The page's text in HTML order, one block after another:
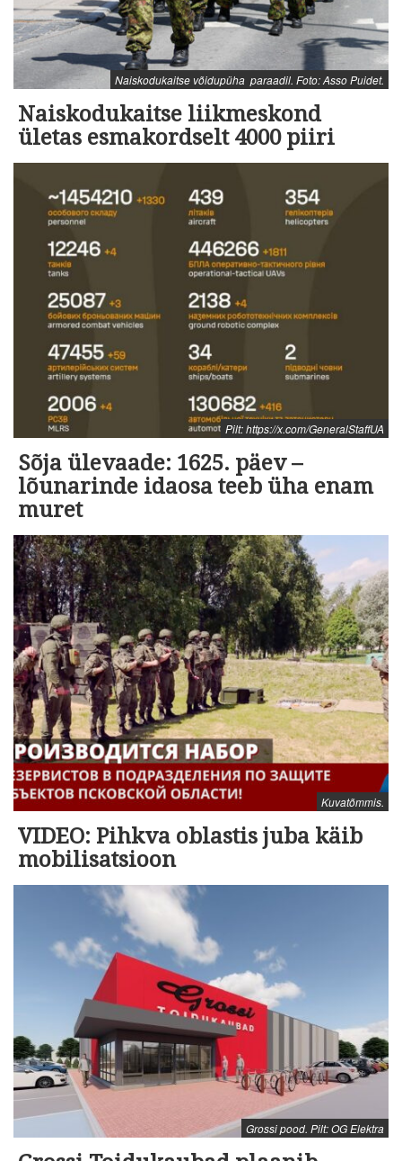
Naiskodukaitse võidupüha paraadil. Foto: Asso Puidet.
Naiskodukaitse liikmeskond
ületas esmakordselt 4000 piiri
Pilt: https://x.com/GeneralStaffUA
Sõja ülevaade: 1625. päev –
lõunarinde idaosa teeb üha enam
muret
Kuvatõmmis.
VIDEO: Pihkva oblastis juba käib
mobilisatsioon
Grossi pood. Pilt: OG Elektra